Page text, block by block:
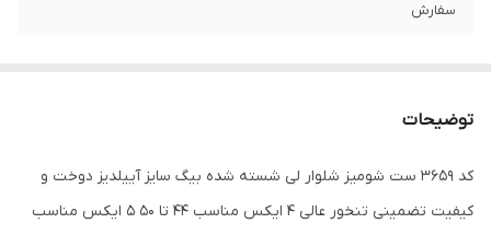
سفارش
توضیحات
کد 3659 ست شومیز شلوار لی شسته شده بیگ سایز آییلدیز دوخت و
کیفیت تضمینی تنخور عالی ۴ ایکس مناسب ۴۴ تا ۵۰ ۵ ایکس مناسب